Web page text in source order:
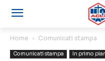
Home Comunicati stampa
Comunicati stampa In primo